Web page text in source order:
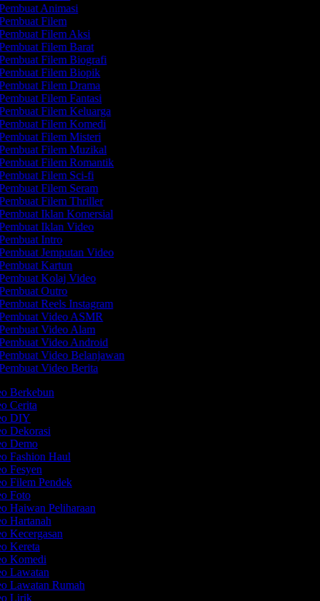
Animasi
Filem
Filem Aksi
Filem Barat
Filem Biografi
Filem Biopik
Filem Drama
Filem Fantasi
Filem Keluarga
Filem Komedi
Filem Misteri
Filem Muzikal
Filem Romantik
Filem Sci-fi
Filem Seram
Filem Thriller
Iklan Komersial
Iklan Video
Intro
Jemputan Video
Kartun
Kolaj Video
Outro
Reels Instagram
Video ASMR
Video Alam
Video Android
Video Belanjawan
Video Berita
Berkebun
Cerita
DIY
Dekorasi
Demo
Fashion Haul
Fesyen
Filem Pendek
Foto
Haiwan Peliharaan
Hartanah
Kecergasan
Kereta
Komedi
Lawatan
Lawatan Rumah
Lirik